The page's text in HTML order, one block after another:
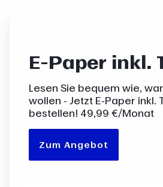
Inkl. Tablet
E-Paper inkl.
Lesen Sie bequem wie,
wollen - Jetzt E-Paper inkl.
bestellen! 49,99 €/Monat
Zum Angebot